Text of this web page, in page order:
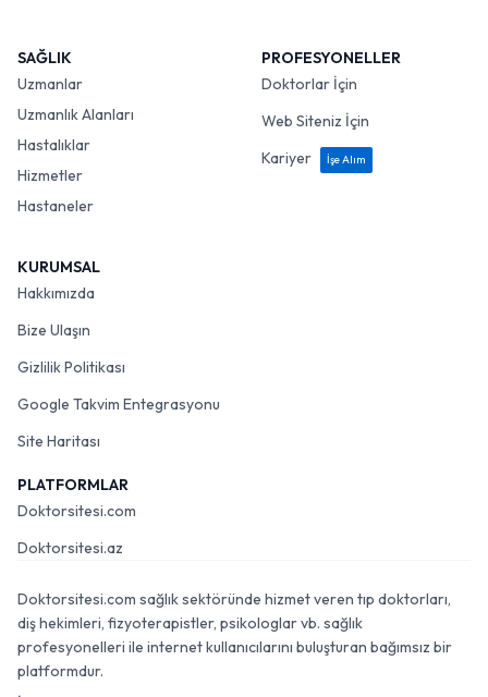
SAĞLIK
Uzmanlar
Uzmanlık Alanları
Hastalıklar
Hizmetler
Hastaneler
PROFESYONELLER
Doktorlar İçin
Web Siteniz İçin
Kariyer
İşe Alım
KURUMSAL
Hakkımızda
Bize Ulaşın
Gizlilik Politikası
Google Takvim Entegrasyonu
Site Haritası
PLATFORMLAR
Doktorsitesi.com
Doktorsitesi.az
Doktorsitesi.com sağlık sektöründe hizmet veren tıp doktorları,
diş hekimleri, fizyoterapistler, psikologlar vb. sağlık
profesyonelleri ile internet kullanıcılarını buluşturan bağımsız bir
platformdur.